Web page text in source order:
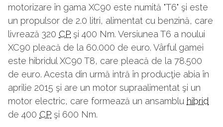
motorizare în gama XC90 este numită "T6" şi este
un propulsor de 2.0 litri, alimentat cu benzină, care
livrează 320 CP şi 400 Nm. Versiunea T6 a noului
XC90 pleacă de la 60.000 de euro. Vârful gamei
este hibridul XC90 T8, care pleacă de la 78.500
de euro. Acesta din urmă intră în producţie abia în
aprilie 2015 şi are un motor supraalimentat şi un
motor electric, care formează un ansamblu hibrid
de 400 CP şi 600 Nm.